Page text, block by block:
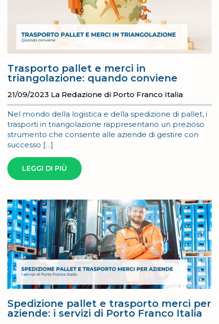
Trasporto pallet e merci in
triangolazione: quando conviene
21/09/2023 La Redazione di Porto Franco Italia
Nel mondo della logistica e della spedizione di pallet, i
trasporti in triangolazione rappresentano un prezioso
strumento che consente alle aziende di gestire con
successo […]
LEGGI DI PIÙ
Spedizione pallet e trasporto merci per
aziende: i servizi di Porto Franco Italia